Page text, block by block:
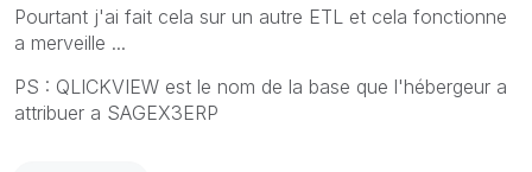
Pourtant j'ai fait cela sur un autre ETL et cela fonctionne
a merveille ...
PS : QLICKVIEW est le nom de la base que l'hébergeur a
attribuer a SAGEX3ERP